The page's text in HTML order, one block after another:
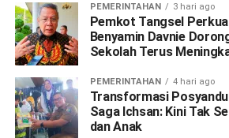
PEMERINTAHAN 3 hari ago
Pemkot Tangsel
Benyamin Davnie
Sekolah Terus
PEMERINTAHAN 4 hari ago
Transformasi
Saga Ichsan: Kini Tak
dan Anak